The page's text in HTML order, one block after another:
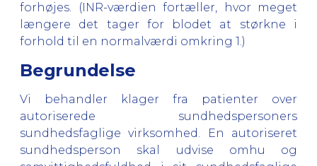
forhøjes. (INR-værdien fortæller, hvor meget
længere det tager for blodet at størkne i
forhold til en normalværdi omkring 1.)
Begrundelse
Vi behandler klager fra patienter over
autoriserede sundhedspersoners
sundhedsfaglige virksomhed. En autoriseret
sundhedsperson skal udvise omhu og